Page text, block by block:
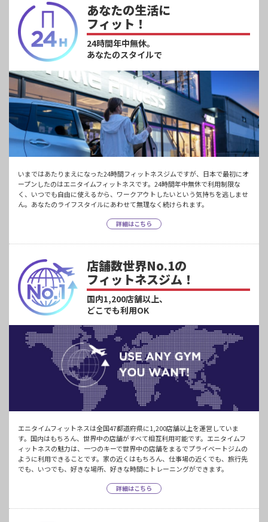
あなたの生活に
フィット！
24時間年中無休。
あなたのスタイルで
いまではあたりまえになった24時間フィットネスジムですが、日本で最初にオ
ープンしたのはエニタイムフィットネスです。24時間年中無休で利用制限な
く、いつでも自由に使えるから、ワークアウトしたいという気持ちを逃しませ
ん。あなたのライフスタイルにあわせて無理なく続けられます。
詳細はこちら
店舗数世界No.1の
フィットネスジム！
国内1,200店舗以上、
どこでも利用OK
エニタイムフィットネスは全国47都道府県に1,200店舗以上を運営していま
す。国内はもちろん、世界中の店舗がすべて相互利用可能です。エニタイムフ
ィットネスの魅力は、一つのキーで世界中の店舗をまるでプライベートジムの
ように利用できることです。家の近くはもちろん、仕事場の近くでも、旅行先
でも、いつでも、好きな場所、好きな時間にトレーニングができます。
詳細はこちら